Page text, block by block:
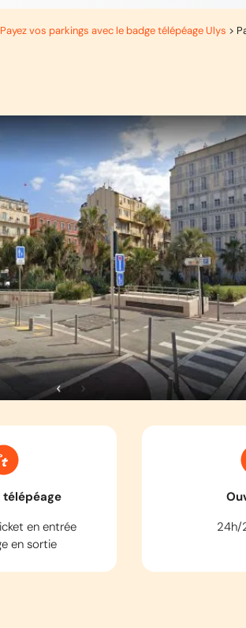
Payez vos parkings avec le badge télépéage Ulys >
télépéage
en entrée
en sortie
24h/